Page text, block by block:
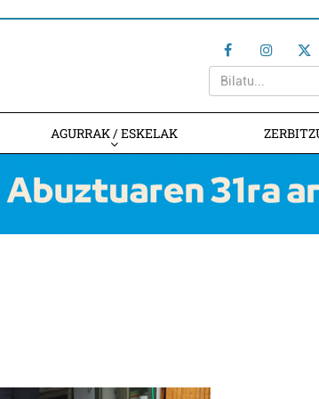
AGURRAK / ESKELAK